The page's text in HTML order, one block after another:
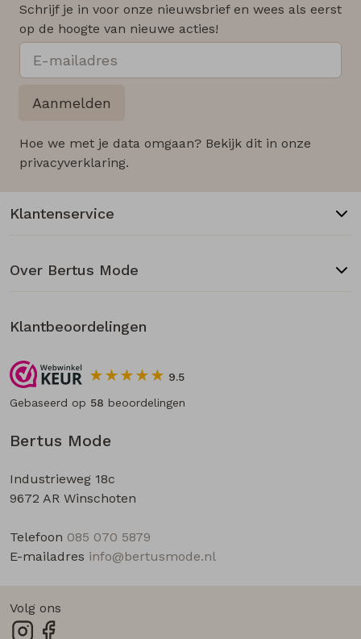
Schrijf je in voor onze nieuwsbrief en wees als eerst
op de hoogte van nieuwe acties!
Aanmelden
Hoe we met je data omgaan? Bekijk dit in onze
privacyverklaring.
Bertus Mode
Industrieweg 18c
9672 AR Winschoten
Telefoon 085 070 5879
E-mailadres info@bertusmode.nl
Klantenservice
Over Bertus Mode
Klantbeoordelingen
9.5
Gebaseerd op 58 beoordelingen
Volg ons